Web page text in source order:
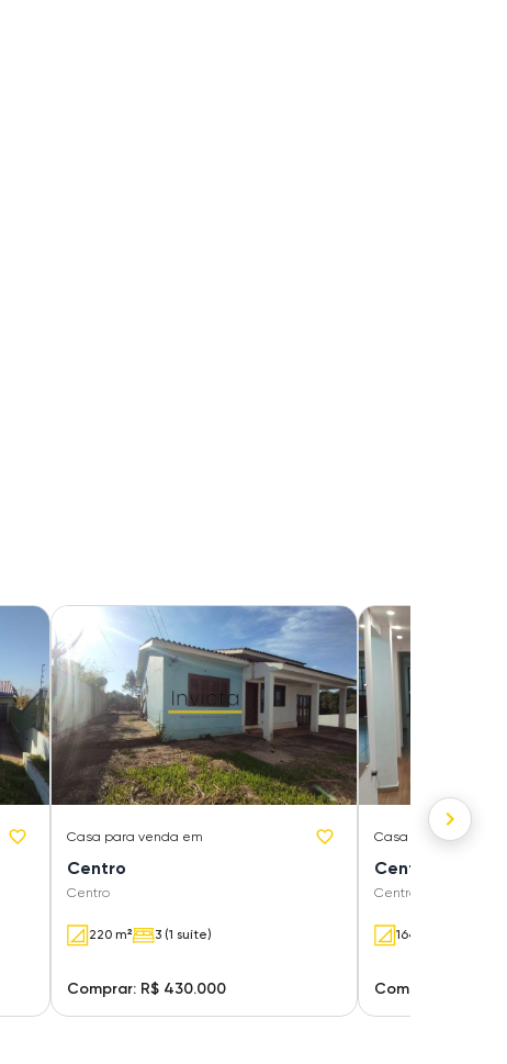
Casa para venda em
Centro
Centro
220 m² 3 (1 suíte)
Comprar: R$ 430.000
Casa para venda
Centro
Centro
164.22 m²
Comprar: R$